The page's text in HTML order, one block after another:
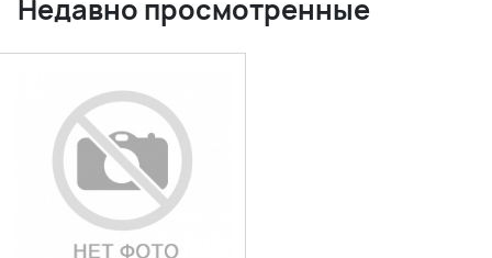
Недавно просмотренные